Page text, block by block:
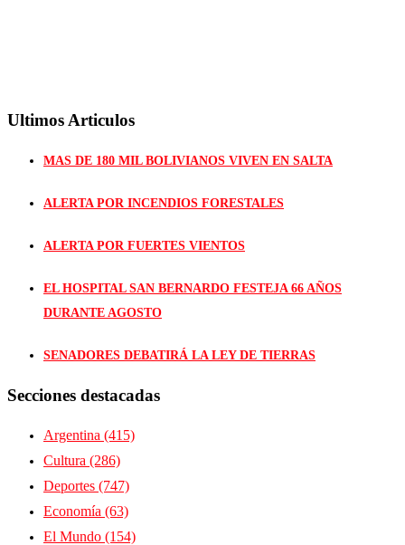
Ultimos Articulos
MAS DE 180 MIL BOLIVIANOS VIVEN EN SALTA
ALERTA POR INCENDIOS FORESTALES
ALERTA POR FUERTES VIENTOS
EL HOSPITAL SAN BERNARDO FESTEJA 66 AÑOS
DURANTE AGOSTO
SENADORES DEBATIRÁ LA LEY DE TIERRAS
Secciones destacadas
Argentina (415)
Cultura (286)
Deportes (747)
Economía (63)
El Mundo (154)